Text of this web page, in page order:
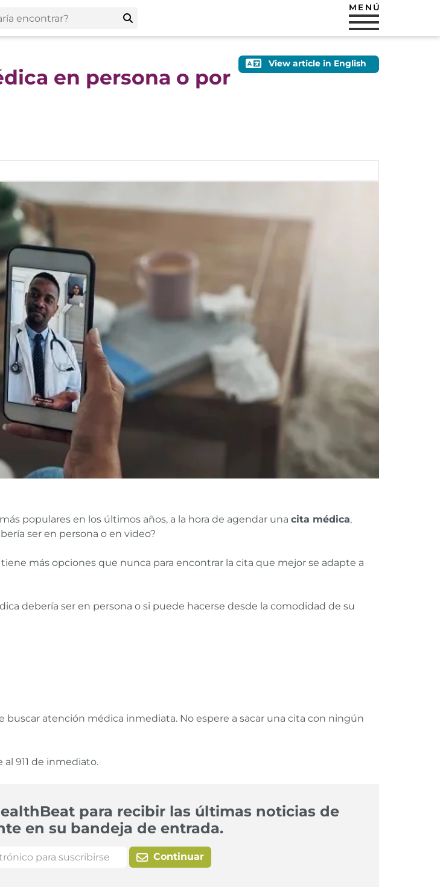
MENÚ
View article in English
en persona o por
populares en los últimos años, a la hora de agendar una cita médica,
ser en persona o en video?
más opciones que nunca para encontrar la cita que mejor se adapte a
debería ser en persona o si puede hacerse desde la comodidad de su
buscar atención médica inmediata. No espere a sacar una cita con ningún
911 de inmediato.
para recibir las últimas noticias de
en su bandeja de entrada.
Continuar